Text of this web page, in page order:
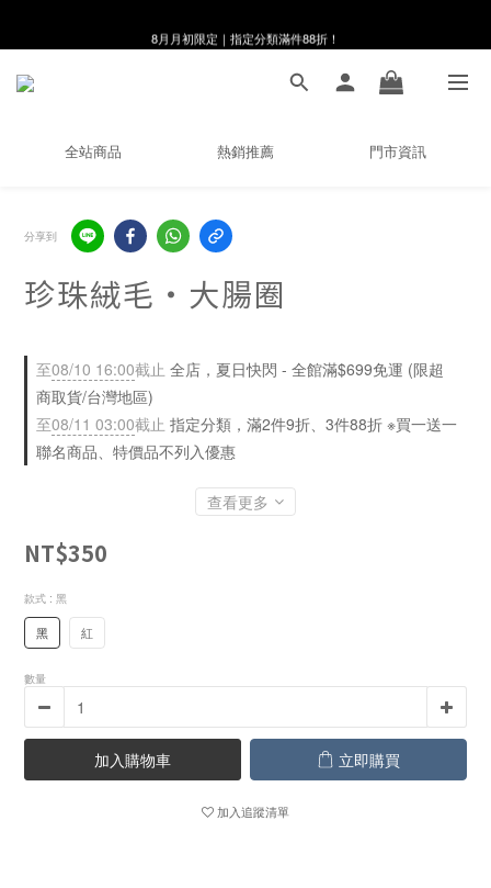
線在，好事發生｜祈願新品 第2件享9折
全站商品 熱銷推薦 門市資訊
分享到
珍珠絨毛・大腸圈
至08/10 16:00截止 全店，夏日快閃 - 全館滿$699免運 (限超
商取貨/台灣地區)
至08/11 03:00截止 指定分類，滿2件9折、3件88折 ※買一送一
聯名商品、特價品不列入優惠
查看更多
NT$350
款式 : 黑
黑 紅
數量
加入購物車 立即購買
加入追蹤清單